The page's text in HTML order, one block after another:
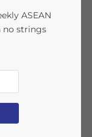
新加
息
营的跨国企业
ASEAN
no strings